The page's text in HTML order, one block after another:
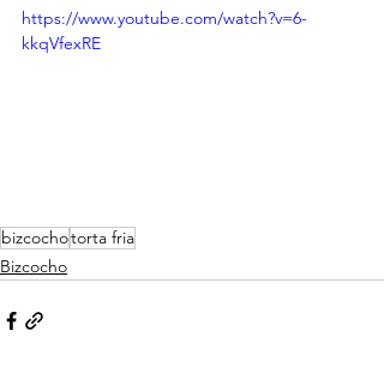
https://www.youtube.com/watch?v=6-
kkqVfexRE
bizcochotorta fria
Bizcocho